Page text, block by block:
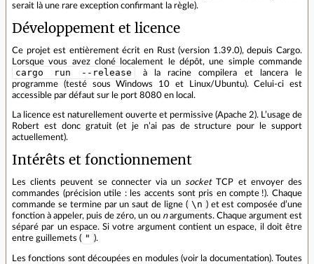
serait là une rare exception confirmant la règle).
Développement et licence
Ce projet est entièrement écrit en Rust (version 1.39.0), depuis Cargo.
Lorsque vous avez cloné localement le dépôt, une simple commande
cargo run --release
à la racine compilera et lancera le
programme (testé sous Windows 10 et Linux/Ubuntu). Celui‑ci est
accessible par défaut sur le port 8080 en local.
La licence est naturellement ouverte et permissive (Apache 2). L’usage de
Robert est donc gratuit (et je n’ai pas de structure pour le support
actuellement).
Intérêts et fonctionnement
Les clients peuvent se connecter via un socketTCP et envoyer des
commandes (précision utile : les accents sont pris en compte !). Chaque
commande se termine par un saut de ligne ( \n ) et est composée d’une
fonction à appeler, puis de zéro, un ou narguments. Chaque argument est
séparé par un espace. Si votre argument contient un espace, il doit être
entre guillemets ( " ).
Les fonctions sont découpées en modules (voir la documentation). Toutes